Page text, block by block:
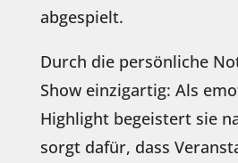
abgespielt.
Durch die persönliche
Show einzigartig: Als
Highlight begeistert sie
sorgt dafür, dass